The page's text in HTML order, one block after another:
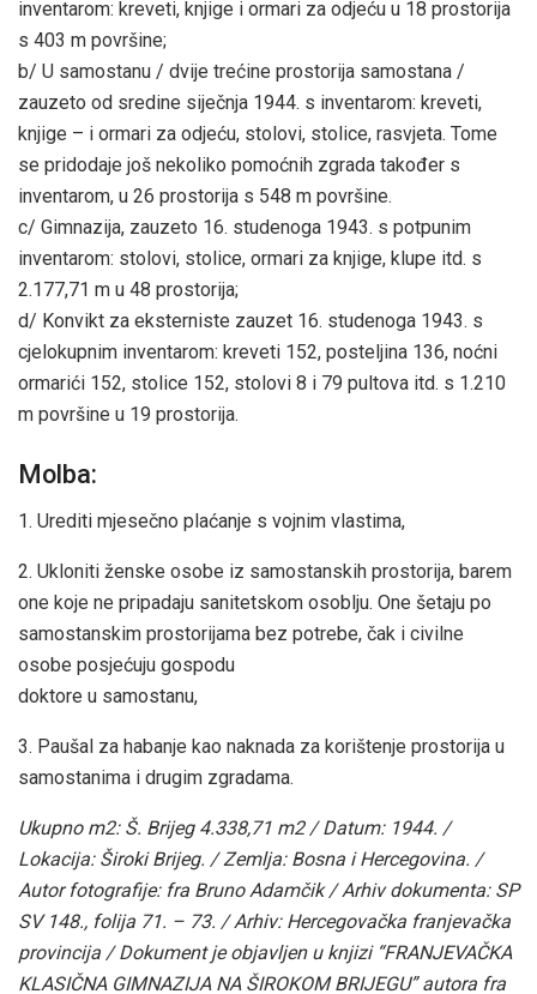
inventarom: kreveti, knjige i ormari za odjeću u 18 prostorija
s 403 m površine;
b/ U samostanu / dvije trećine prostorija samostana /
zauzeto od sredine siječnja 1944. s inventarom: kreveti,
knjige – i ormari za odjeću, stolovi, stolice, rasvjeta. Tome
se pridodaje još nekoliko pomoćnih zgrada također s
inventarom, u 26 prostorija s 548 m površine.
c/ Gimnazija, zauzeto 16. studenoga 1943. s potpunim
inventarom: stolovi, stolice, ormari za knjige, klupe itd. s
2.177,71 m u 48 prostorija;
d/ Konvikt za eksterniste zauzet 16. studenoga 1943. s
cjelokupnim inventarom: kreveti 152, posteljina 136, noćni
ormarići 152, stolice 152, stolovi 8 i 79 pultova itd. s 1.210
m površine u 19 prostorija.
Molba:
1. Urediti mjesečno plaćanje s vojnim vlastima,
2. Ukloniti ženske osobe iz samostanskih prostorija, barem
one koje ne pripadaju sanitetskom osoblju. One šetaju po
samostanskim prostorijama bez potrebe, čak i civilne
osobe posjećuju gospodu
doktore u samostanu,
3. Paušal za habanje kao naknada za korištenje prostorija u
samostanima i drugim zgradama.
Ukupno m2: Š. Brijeg 4.338,71 m2 / Datum: 1944. /
Lokacija: Široki Brijeg. / Zemlja: Bosna i Hercegovina. /
Autor fotografije: fra Bruno Adamčik / Arhiv dokumenta: SP
SV 148., folija 71. – 73. / Arhiv: Hercegovačka franjevačka
provincija / Dokument je objavljen u knjizi “FRANJEVAČKA
KLASIČNA GIMNAZIJA NA ŠIROKOM BRIJEGU” autora fra